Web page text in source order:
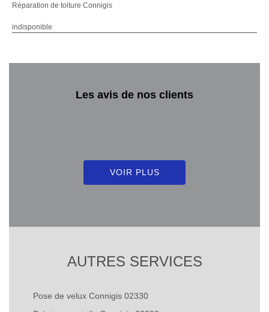
Réparation de toiture Connigis
indisponible
Les avis de nos clients
VOIR PLUS
AUTRES SERVICES
Pose de velux Connigis 02330